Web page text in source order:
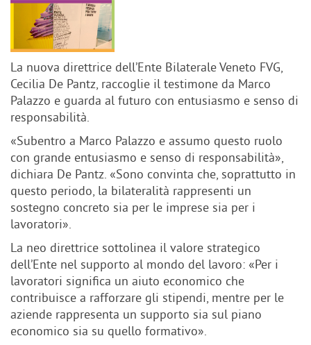
La nuova direttrice dell’Ente Bilaterale Veneto FVG,
Cecilia De Pantz, raccoglie il testimone da Marco
Palazzo e guarda al futuro con entusiasmo e senso di
responsabilità.
«Subentro a Marco Palazzo e assumo questo ruolo
con grande entusiasmo e senso di responsabilità»,
dichiara De Pantz. «Sono convinta che, soprattutto in
questo periodo, la bilateralità rappresenti un
sostegno concreto sia per le imprese sia per i
lavoratori».
La neo direttrice sottolinea il valore strategico
dell’Ente nel supporto al mondo del lavoro: «Per i
lavoratori significa un aiuto economico che
contribuisce a rafforzare gli stipendi, mentre per le
aziende rappresenta un supporto sia sul piano
economico sia su quello formativo».